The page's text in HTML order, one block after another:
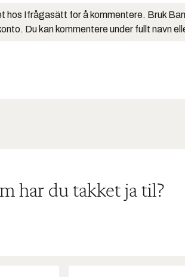
hos Ifrågasätt for å kommentere. Bruk
Du kan kommentere under fullt navn
har du takket ja til?